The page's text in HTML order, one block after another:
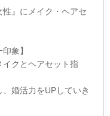
』にメイク・ヘアセ
象】
クとヘアセット指
婚活力をUPしていき